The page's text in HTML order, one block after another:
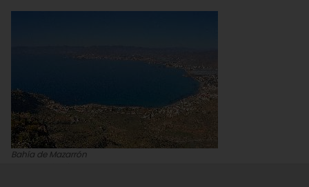
Bahía de Mazarrón